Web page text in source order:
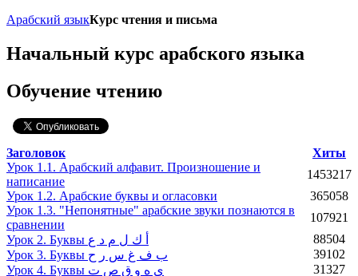
Арабский языкКурс чтения и письма
Начальный курс арабского языка
Обучение чтению
Заголовок
Хиты
Урок 1.1. Арабский алфавит. Произношение и
написание
1453217
Урок 1.2. Арабские буквы и огласовки
365058
Урок 1.3. "Непонятные" арабские звуки познаются в
сравнении
107921
Урок 2. Буквы أ ك ل م د ع
88504
Урок 3. Буквы ب ف غ س ر ح
39102
Урок 4. Буквы ي ه و ق ص ت
31327